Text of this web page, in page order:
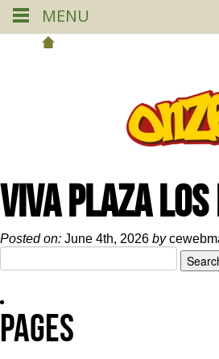
VIVA PLAZA LOS
Posted on: June 4th, 2026 by
for:
Pages
MENU